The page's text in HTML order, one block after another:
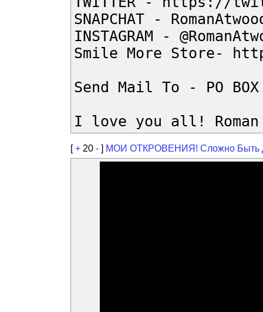
SNAPCHAT -
INSTAGRAM -
Smile More Store-
Send Mail To - PO
I love you all!
[+ 20 - ] МОИ ОТКРОВЕНИЯ! Сложно Быть